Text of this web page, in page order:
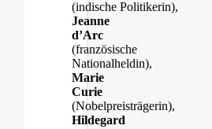
(indische Politikerin),
Jeanne
d’Arc
(französische
Nationalheldin),
Marie
Curie
(Nobelpreisträgerin),
Hildegard